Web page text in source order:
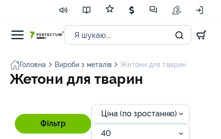
Головна Вироби з металів Жетони для тварин
Жетони для тварин
Фільтр
Ціна (по зростанню)
40